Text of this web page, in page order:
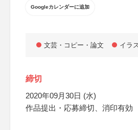
Googleカレンダーに追加
文芸・コピー・論文 イラ
締切
2020年09月30日 (水)
作品提出・応募締切、消印有効